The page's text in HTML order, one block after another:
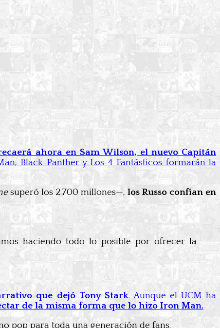
ahora en Sam Wilson, el nuevo Capitán
Black Panther y Los 4 Fantásticos formarán la
superó los 2.700 millones—, los Russo confían en
haciendo todo lo posible por ofrecer la
que dejó Tony Stark. Aunque el UCM ha
de la misma forma que lo hizo Iron Man.
pop para toda una generación de fans.